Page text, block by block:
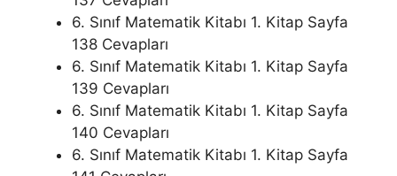
6. Sınıf Matematik Kitabı 1. Kitap Sayfa
138 Cevapları
6. Sınıf Matematik Kitabı 1. Kitap Sayfa
139 Cevapları
6. Sınıf Matematik Kitabı 1. Kitap Sayfa
140 Cevapları
6. Sınıf Matematik Kitabı 1. Kitap Sayfa